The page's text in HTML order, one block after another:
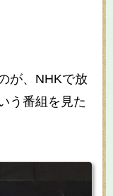
が、NHKで放
う番組を見た